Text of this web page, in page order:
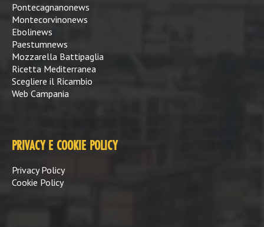
Pontecagnanonews
Montecorvinonews
Ebolinews
Paestumnews
Mozzarella Battipaglia
Ricetta Mediterranea
Scegliere il Ricambio
Web Campania
PRIVACY E COOKIE POLICY
Privacy Policy
Cookie Policy